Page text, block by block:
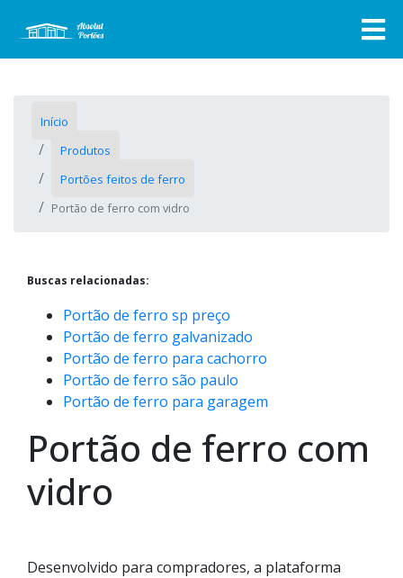
Início
Produtos
Portões feitos de ferro
Portão de ferro com vidro
Buscas relacionadas:
Portão de ferro sp preço
Portão de ferro galvanizado
Portão de ferro para cachorro
Portão de ferro são paulo
Portão de ferro para garagem
Portão de ferro com
vidro
Desenvolvido para compradores, a plataforma